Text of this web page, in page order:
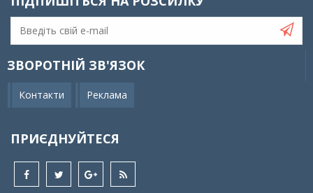
ЗВОРОТНІЙ ЗВ'ЯЗОК
Контакти Реклама
ПРИЄДНУЙТЕСЯ